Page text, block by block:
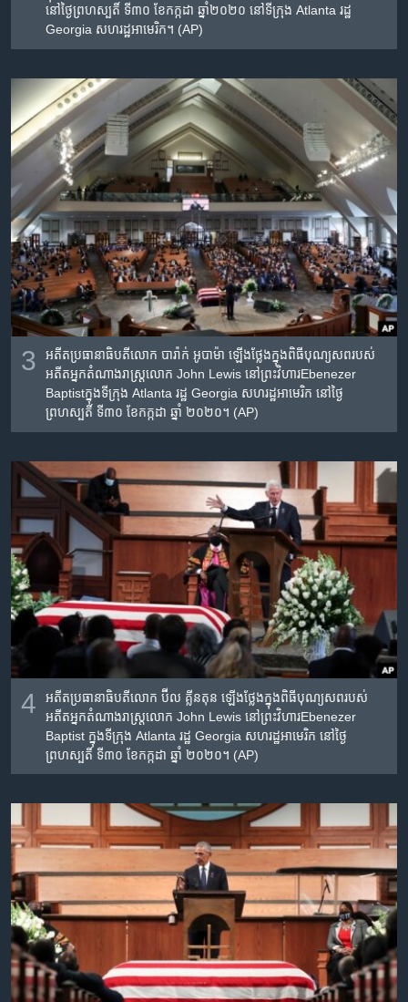
នៅ​ថ្ងៃព្រហស្បតិ៍ ទី៣០ ខែកក្កដា ឆ្នាំ២០២០ នៅ​ទីក្រុង Atlanta រដ្ឋ
Georgia សហរដ្ឋ​អាមេរិក។ (AP)
3
អតីត​ប្រធានាធិបតី​លោក បារ៉ាក់ អូបាម៉ា ឡើង​ថ្លែង​ក្នុង​ពិធី​បុណ្យសព​របស់​
អតីត​អ្នកតំណាងរាស្ត្រ​លោក John Lewis នៅ​ព្រះវិហារEbenezer
Baptistក្នុង​ទីក្រុង Atlanta រដ្ឋ Georgia សហរដ្ឋ​អាមេរិក នៅ​ថ្ងៃ
ព្រហស្បតិ៍ ទី៣០ ខែកក្កដា ឆ្នាំ ២០២០។ (AP)
4
អតីត​ប្រធានាធិបតី​លោក ប៊ីល គ្លីនតុន ឡើង​ថ្លែង​ក្នុង​ពិធី​បុណ្យសព​របស់​
អតីត​អ្នកតំណាងរាស្ត្រ​លោក John Lewis នៅ​ព្រះវិហារEbenezer
Baptist ក្នុង​ទីក្រុង Atlanta រដ្ឋ Georgia សហរដ្ឋ​អាមេរិក នៅ​ថ្ងៃ
ព្រហស្បតិ៍ ទី៣០ ខែកក្កដា ឆ្នាំ ២០២០។ (AP)